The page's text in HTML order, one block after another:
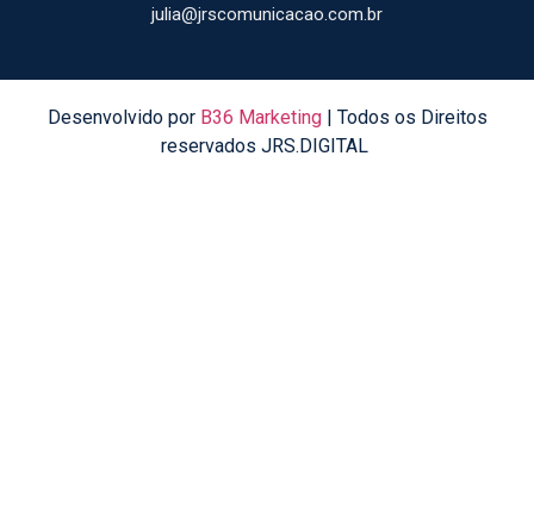
julia@jrscomunicacao.com.br
Desenvolvido por B36 Marketing| Todos os Direitos
reservados JRS.DIGITAL